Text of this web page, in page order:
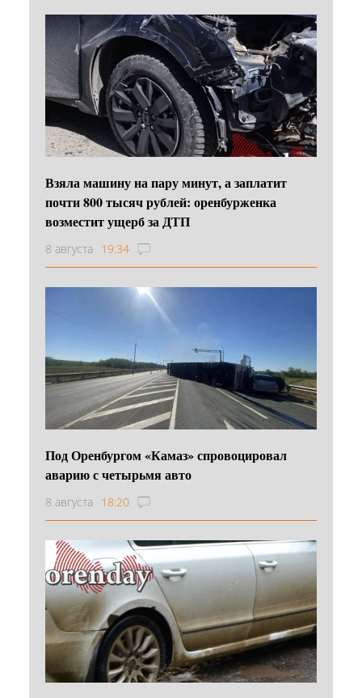
Взяла машину на пару минут, а заплатит
почти 800 тысяч рублей: оренбурженка
возместит ущерб за ДТП
8 августа 19:34
Под Оренбургом «Камаз» спровоцировал
аварию с четырьмя авто
8 августа 18:20